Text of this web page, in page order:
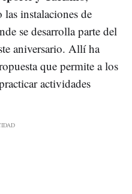
instalaciones de
se desarrolla parte del
aniversario. Allí ha
que permite a los
actividades